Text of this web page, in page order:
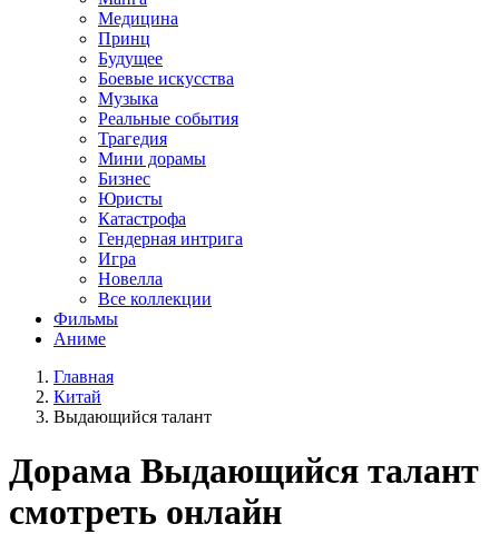
Медицина
Принц
Будущее
Боевые искусства
Музыка
Реальные события
Трагедия
Мини дорамы
Бизнес
Юристы
Катастрофа
Гендерная интрига
Игра
Новелла
Все коллекции
Фильмы
Аниме
Главная
Китай
Выдающийся талант
Дорама Выдающийся талант
смотреть онлайн